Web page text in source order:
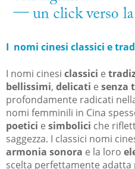
I nomi cinesi classici e
I nomi cinesi classici e
bellissimi, delicati e senza
profondamente radicati
nomi femminili in Cina
poetici e simbolici che
saggezza. I classici nomi
armonia sonora e la loro
scelta perfettamente